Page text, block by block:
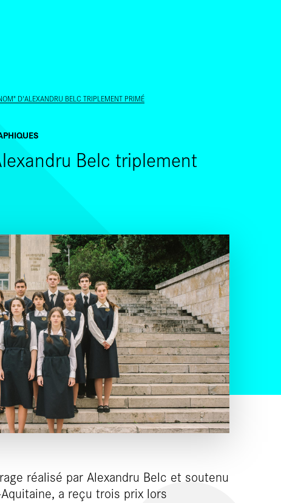
D'ALEXANDRU BELC TRIPLEMENT PRIMÉ
Belc triplement
réalisé par Alexandru Belc et soutenu
a reçu trois prix lors